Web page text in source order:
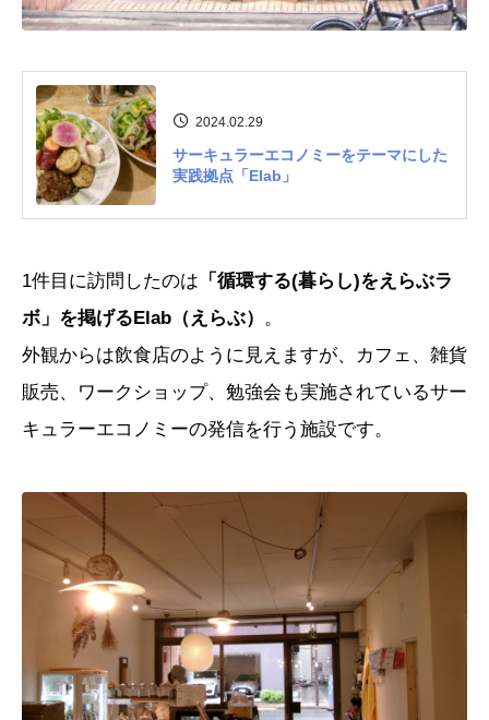
2024.02.29
サーキュラーエコノミーをテーマにした
実践拠点「Elab」
1件目に訪問したのは 「循環する(暮らし)をえらぶラ
ボ」を掲げるElab（えらぶ） 。
外観からは飲食店のように見えますが、カフェ、雑貨
販売、ワークショップ、勉強会も実施されているサー
キュラーエコノミーの発信を行う施設です。